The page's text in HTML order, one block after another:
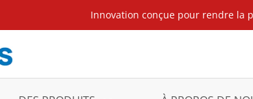
Innovation conçue pour rendre la